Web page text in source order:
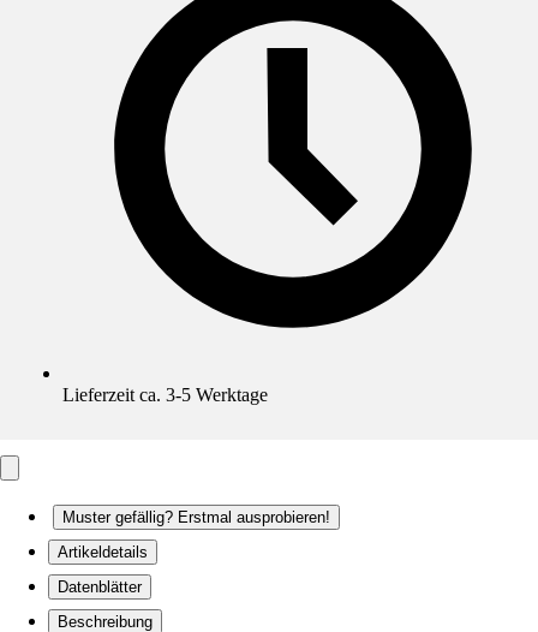
Lieferzeit ca. 3-5 Werktage
Muster gefällig? Erstmal ausprobieren!
Artikeldetails
Datenblätter
Beschreibung